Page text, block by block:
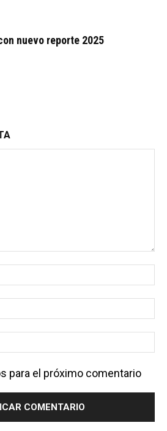
nuevo reporte 2025
para el próximo comentario